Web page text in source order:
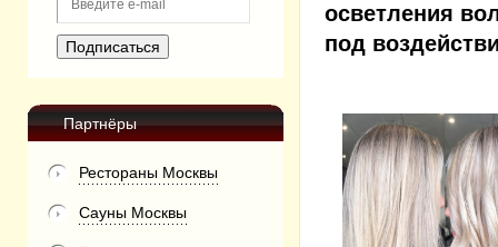
Партнёры
Рестораны Москвы
Сауны Москвы
осветления
под